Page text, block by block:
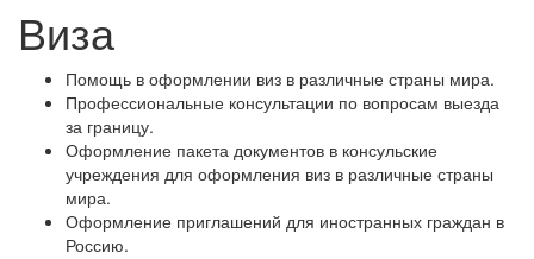
Виза
Помощь в оформлении виз в различные страны мира.
Профессиональные консультации по вопросам выезда
за границу.
Оформление пакета документов в консульские
учреждения для оформления виз в различные страны
мира.
Оформление приглашений для иностранных граждан в
Россию.